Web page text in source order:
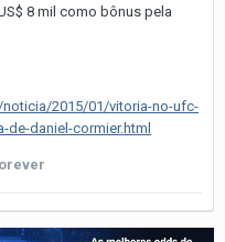
8 mil como bônus pela
2015/01/vitoria-no-ufc-
daniel-cormier.html